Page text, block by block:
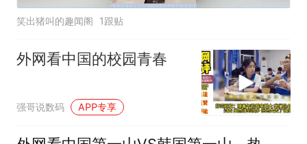
笑出猪叫的趣闻阁 1跟贴
外网看中国的校园青春
强哥说数码 APP专享